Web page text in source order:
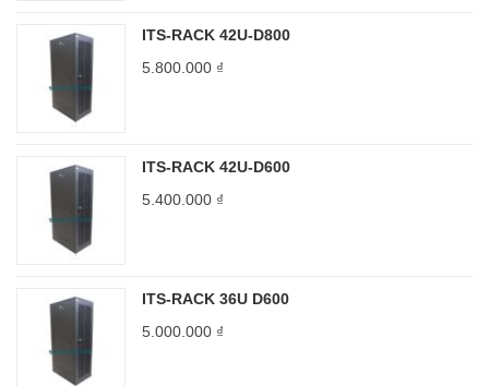
ITS-RACK 42U-D800
5.800.000 ₫
ITS-RACK 42U-D600
5.400.000 ₫
ITS-RACK 36U D600
5.000.000 ₫